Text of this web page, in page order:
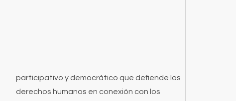
participativo y democrático que defiende los
derechos humanos en conexión con los